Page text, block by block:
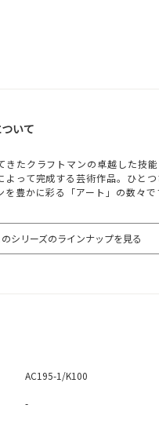
いて
きたクラフトマンの卓越した技
よって完成する芸術作品。ひと
豊かに彩る「アート」の数々で
のシリーズのラインナップを見る
AC195-1/K100
-